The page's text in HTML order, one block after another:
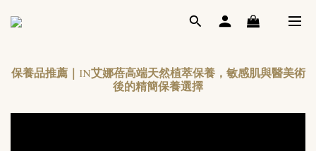
保養品推薦｜IN艾娜蓓高端天然植萃保養，敏感肌與醫美術
後的精簡保養選擇